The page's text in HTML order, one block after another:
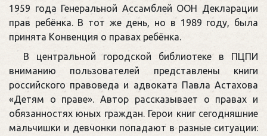
1959 года Генеральной Ассамблей ООН Декларации
прав ребёнка. В тот же день, но в 1989 году, была
принята Конвенция о правах ребёнка.
В центральной городской библиотеке в ПЦПИ
вниманию пользователей представлены книги
российского правоведа и адвоката Павла Астахова
«Детям о праве». Автор рассказывает о правах и
обязанностях юных граждан. Герои книг сегодняшние
мальчишки и девчонки попадают в разные ситуации: